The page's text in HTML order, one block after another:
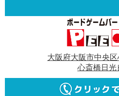
大阪府大阪市中央
心斎橋日光